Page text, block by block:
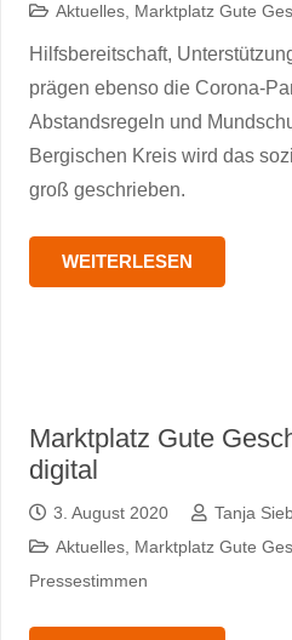
Aktuelles, Marktplatz Gute
Hilfsbereitschaft,
prägen ebenso die Corona-
Abstandsregeln und
Bergischen Kreis wird das
groß geschrieben.
WEITERLESEN
Marktplatz Gute
digital
3. August 2020
Tanja
Aktuelles, Marktplatz Gute
Pressestimmen